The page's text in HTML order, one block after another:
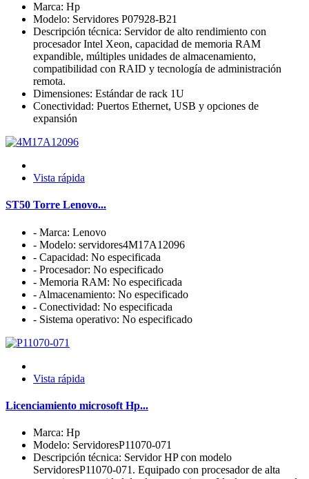
Marca: Hp
Modelo: Servidores P07928-B21
Descripción técnica: Servidor de alto rendimiento con
procesador Intel Xeon, capacidad de memoria RAM
expandible, múltiples unidades de almacenamiento,
compatibilidad con RAID y tecnología de administración
remota.
Dimensiones: Estándar de rack 1U
Conectividad: Puertos Ethernet, USB y opciones de
expansión
Vista rápida
ST50 Torre Lenovo...
- Marca: Lenovo
- Modelo: servidores4M17A12096
- Capacidad: No especificada
- Procesador: No especificado
- Memoria RAM: No especificada
- Almacenamiento: No especificado
- Conectividad: No especificada
- Sistema operativo: No especificado
Vista rápida
Licenciamiento microsoft Hp...
Marca: Hp
Modelo: ServidoresP11070-071
Descripción técnica: Servidor HP con modelo
ServidoresP11070-071. Equipado con procesador de alta